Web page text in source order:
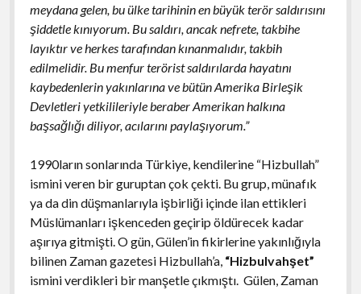
meydana gelen, bu ülke tarihinin en büyük terör saldırısını
şiddetle kınıyorum. Bu saldırı, ancak nefrete, takbihe
layıktır ve herkes tarafından kınanmalıdır, takbih
edilmelidir. Bu menfur terörist saldırılarda hayatını
kaybedenlerin yakınlarına ve bütün Amerika Birleşik
Devletleri yetkilileriyle beraber Amerikan halkına
başsağlığı diliyor, acılarını paylaşıyorum.”
1990ların sonlarında Türkiye, kendilerine “Hizbullah”
ismini veren bir guruptan çok çekti. Bu grup, münafık
ya da din düşmanlarıyla işbirliği içinde ilan ettikleri
Müslümanları işkenceden geçirip öldürecek kadar
aşırıya gitmişti. O gün, Gülen’in fikirlerine yakınlığıyla
bilinen Zaman gazetesi Hizbullah’a, “Hizbulvahşet”
ismini verdikleri bir manşetle çıkmıştı. Gülen, Zaman